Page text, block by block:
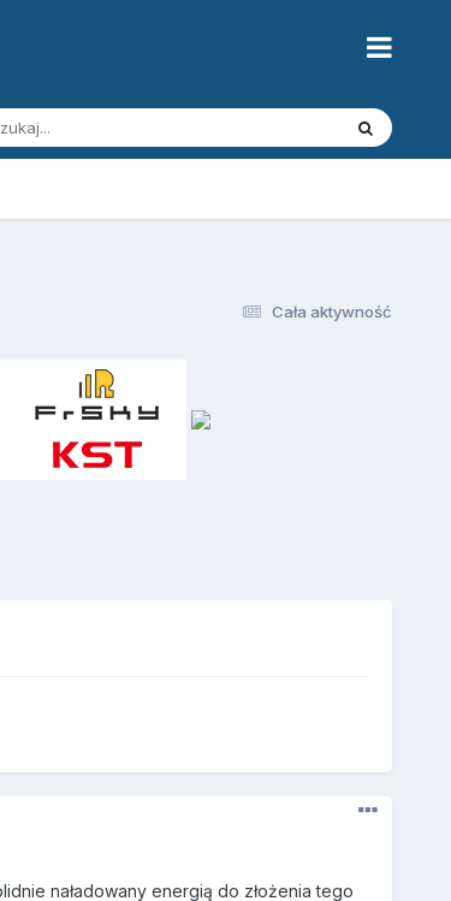
Cała aktywność
naładowany energią do złożenia tego